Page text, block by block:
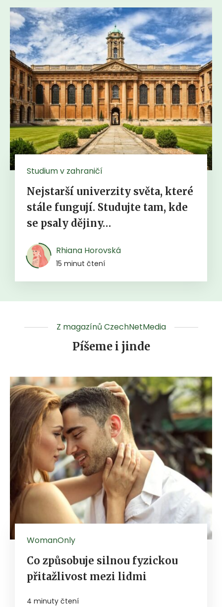
Studium v zahraničí
Nejstarší univerzity světa, které
stále fungují. Studujte tam, kde
se psaly dějiny…
Rhiana Horovská
15 minut čtení
Z magazínů CzechNetMedia
Píšeme i jinde
WomanOnly
Co způsobuje silnou fyzickou
přitažlivost mezi lidmi
4 minuty čtení